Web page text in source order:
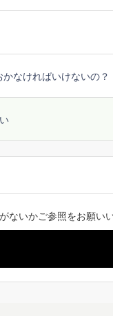
なければいけないの？
ないかご参照をお願い